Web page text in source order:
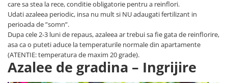
care sa stea la rece, conditie obligatorie pentru a reinflori.
Udati azaleea periodic, insa nu mult si NU adaugati fertilizant in
perioada de ”somn”.
Dupa cele 2-3 luni de repaus, azaleea ar trebui sa fie gata de reinflorire,
asa ca o puteti aduce la temperaturile normale din apartamente
(ATENTIE: temperatura de maxim 20 grade).
Azalee de gradina – Ingrijire